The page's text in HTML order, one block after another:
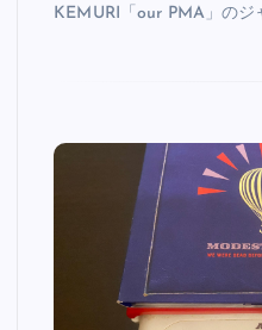
KEMURI「our PMA」のジ